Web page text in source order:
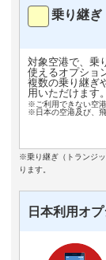
乗り継ぎ
対象空港で、乗
使えるオプショ
複数の乗り継ぎ
用いただけます。
※ご利用できない空
※日本の空港及び、
※乗り継ぎ（トランジ
ります。
日本利用オ